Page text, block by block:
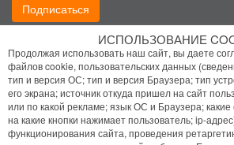
Подписаться
Присоединиться:
ИСПОЛЬЗОВАНИЕ
Продолжая использовать наш сайт, вы даете
файлов cookie, пользовательских данных
тип и версия ОС; тип и версия Браузера; тип
его экрана; источник откуда пришел на сайт
или по какой рекламе; язык ОС и Браузера;
на какие кнопки нажимает пользователь; ip-
функционирования сайта, проведения